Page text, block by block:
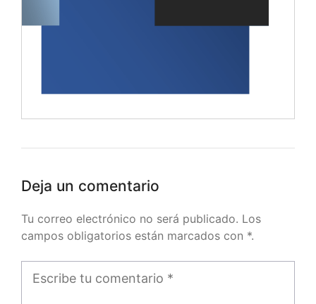
Deja un comentario
Tu correo electrónico no será publicado. Los
campos obligatorios están marcados con *.
Comentario